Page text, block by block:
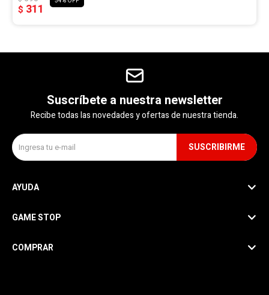
$ 311
Suscríbete a nuestra newsletter
Recibe todas las novedades y ofertas de nuestra tienda.
SUSCRIBIRME
AYUDA
GAME STOP
COMPRAR